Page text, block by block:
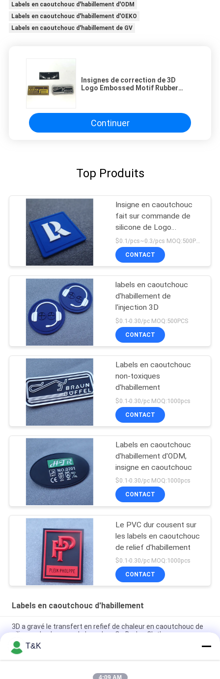
Labels en caoutchouc d'habillement d'ODM
Labels en caoutchouc d'habillement d'OEKO
Labels en caoutchouc d'habillement de GV
Insignes de correction de 3D
Logo Embossed Motif Rubber
Continuer
Top Produits
Insigne en caoutchouc
fait sur commande de
silicone de Logo
Patches pour le
vêtement
$0.1/pcs~0.3/pcs MOQ:500PCS
CONTACT
labels en caoutchouc
d'habillement de
l'injection 3D
$0.1-0.30/pc MOQ:500PCS
CONTACT
Labels en caoutchouc
non-toxiques
d'habillement
$0.1-0.30/pc MOQ:1000pcs
CONTACT
Labels en caoutchouc
d'habillement d'ODM,
insigne en caoutchouc
$0.1-0.30/pc MOQ:1000pcs
CONTACT
Le PVC dur cousent sur
les labels en caoutchouc
de relief d'habillement
$0.1-0.30/pc MOQ:1000pcs
CONTACT
Labels en caoutchouc d'habillement
3D a gravé le transfert en refief de chaleur en caoutchouc de
silicone de chapeau de Logo Iron On Badge Clothes
Le PVC a gravé Logo Soft que en refief le silicone de 3D
raccorde fait sur commande pour des pantoufles
T&K
4:09 AM